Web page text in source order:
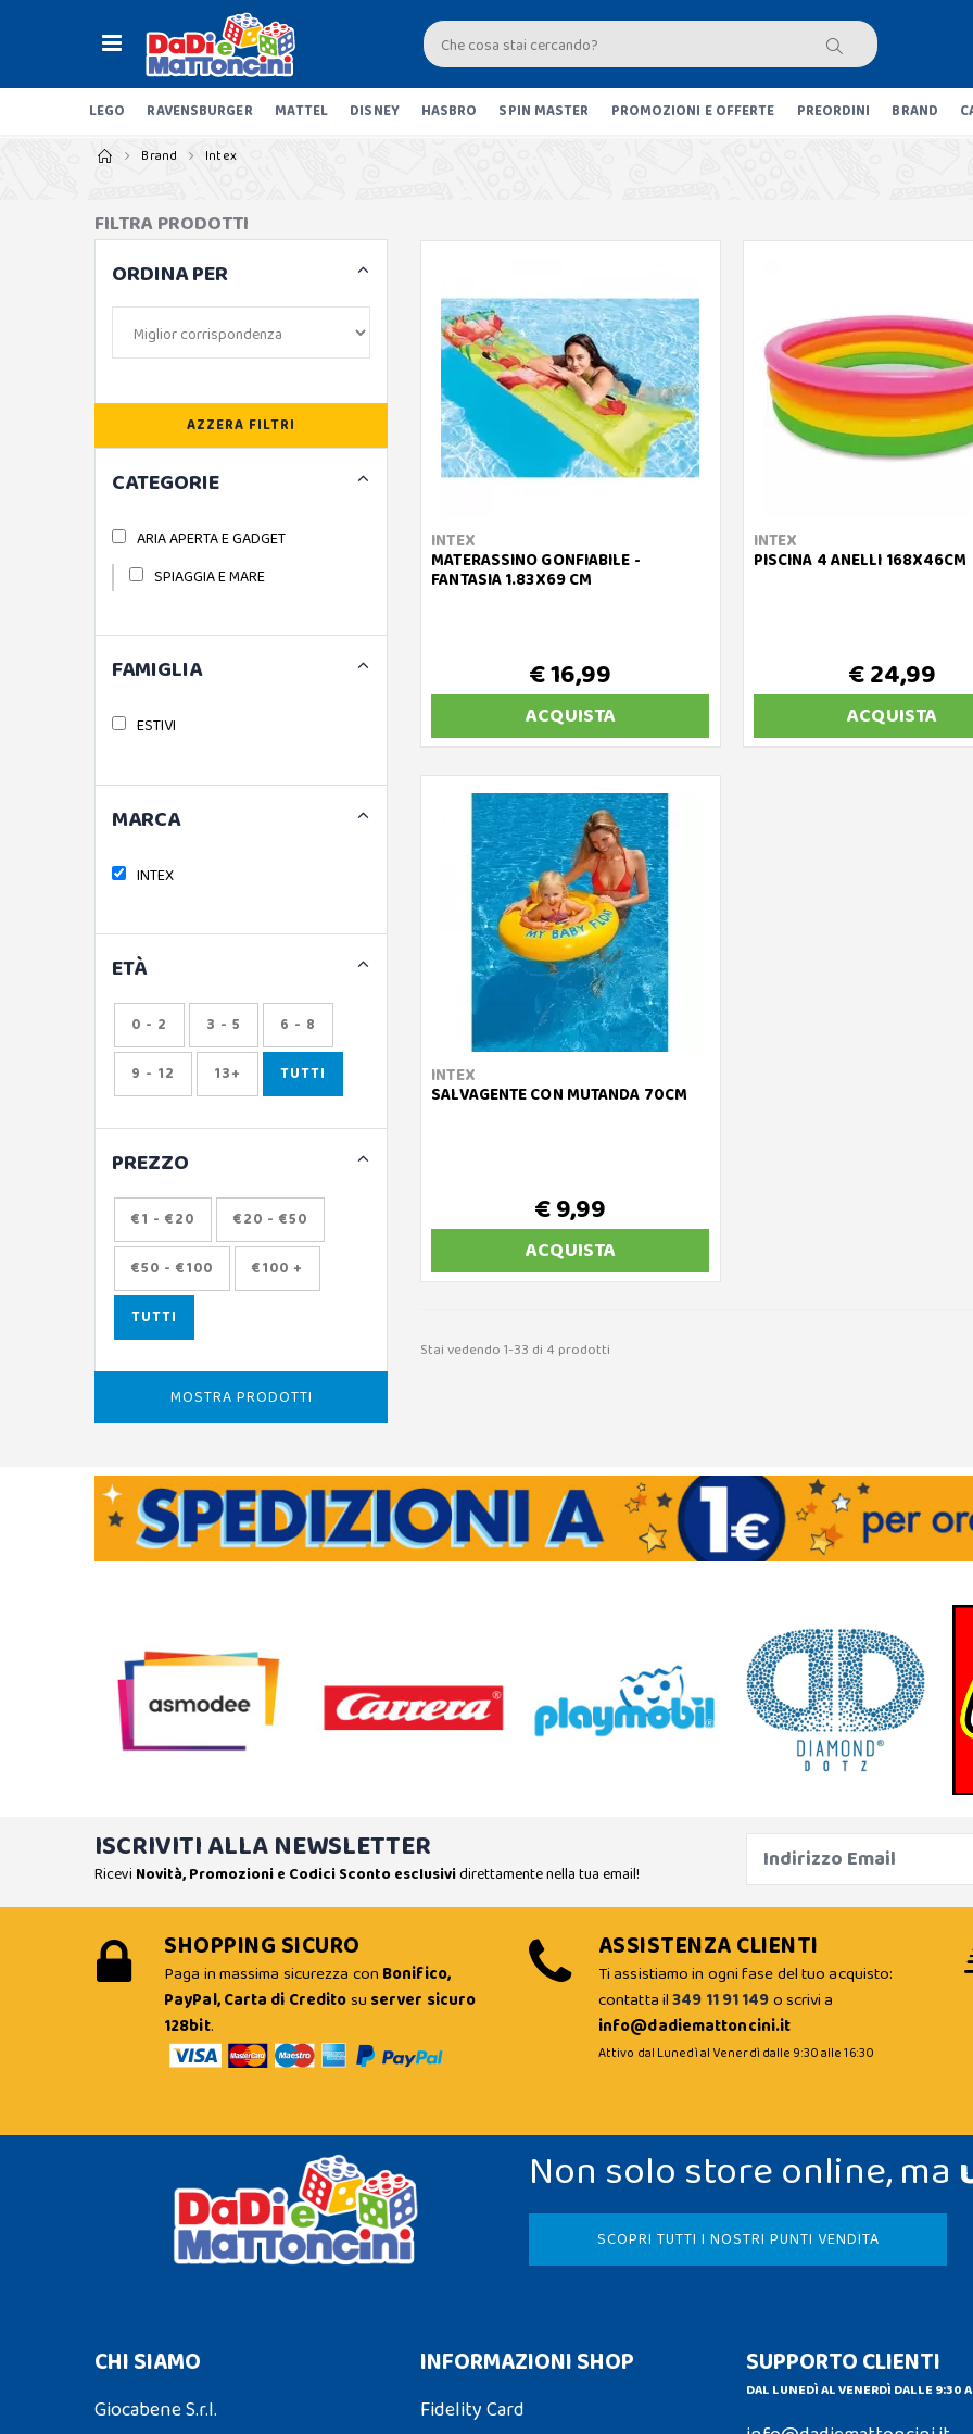
LEGO RAVENSBURGER MATTEL DISNEY HASBRO SPIN MASTER PROMOZIONI E OFFERTE PREORDINI BRAND
Brand Intex
INTEX
MATERASSINO GONFIABILE -
FANTASIA 1.83X69 CM
€ 16,99
ACQUISTA
INTEX
PISCINA 4 ANELLI 168X46CM
€ 24,99
ACQUISTA
INTEX
SALVAGENTE CON MUTANDA 70CM
€ 9,99
ACQUISTA
Stai vedendo 1-33 di 4 prodotti
FILTRA PRODOTTI
ORDINA PER
AZZERA FILTRI
CATEGORIE
ARIA APERTA E GADGET
SPIAGGIA E MARE
FAMIGLIA
ESTIVI
MARCA
INTEX
ETÀ
0 - 2 3 - 5 6 - 8
9 - 12 13+ TUTTI
PREZZO
€1 - €20 €20 - €50
€50 - €100 €100 +
TUTTI
MOSTRA PRODOTTI
ISCRIVITI ALLA NEWSLETTER
Ricevi Novità, Promozioni e Codici Sconto esclusividirettamente nella tua email!
SHOPPING SICURO
Paga in massima sicurezza con Bonifico,
PayPal, Carta di Creditosu server sicuro
128bit.
ASSISTENZA CLIENTI
Ti assistiamo in ogni fase del tuo acquisto:
contatta il349 11 91 149o scrivi a
info@dadiemattoncini.it
Attivo dal Lunedì al Venerdì dalle 9:30 alle 16:30
Non solo store online, ma
SCOPRI TUTTI I NOSTRI PUNTI VENDITA
CHI SIAMO
Giocabene S.r.l.
INFORMAZIONI SHOP
Fidelity Card
SUPPORTO CLIENTI
DAL LUNEDÌ AL VENERDÌ DALLE 9:30